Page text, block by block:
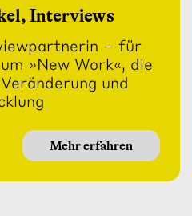
Interviews
– für
»New Work«, die
und
Mehr erfahren